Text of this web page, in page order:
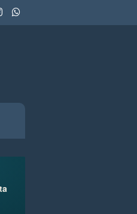
Tube
Instagram